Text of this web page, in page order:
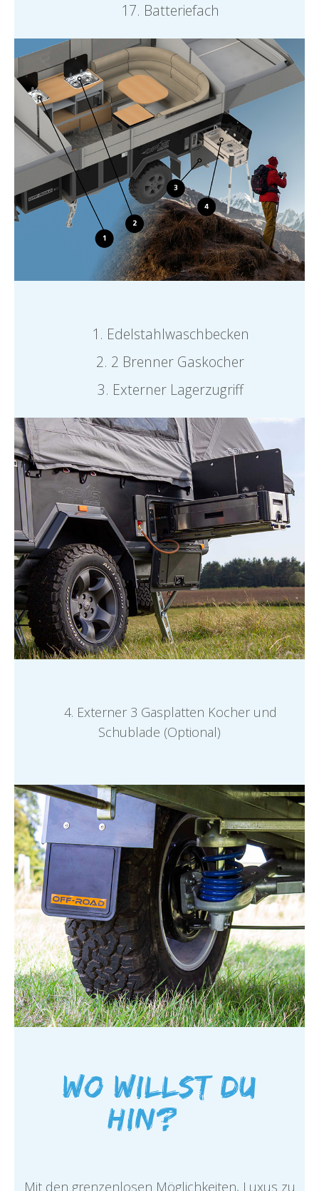
Batteriefach
Edelstahlwaschbecken
2 Brenner Gaskocher
Externer Lagerzugriff
4. Externer 3 Gasplatten Kocher und
Schublade (Optional)
Wo willst Du
hin?…
Mit den grenzenlosen Möglichkeiten, Luxus zu